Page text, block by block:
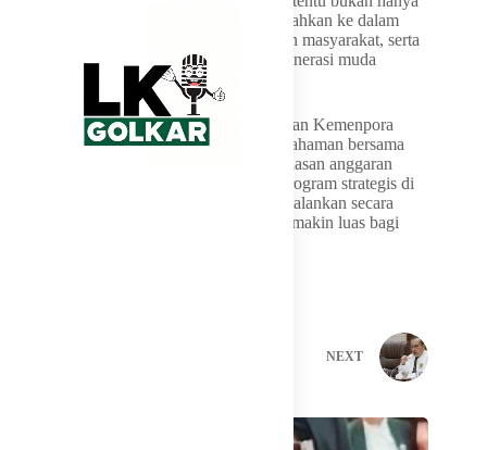
dari sisi angka-angka, tetapi harus diterjemahkan ke dalam
bentuk prestasi, kebahagiaan dan kesehatan masyarakat, serta
kegiatan-kegiatan yang bermanfaat bagi generasi muda
Indonesia,” tandasnya.
Komisi X DPR RI berharap usulan anggaran Kemenpora
Tahun 2027 yang telah memperoleh kesepahaman bersama
dapat terakomodasi dalam tahapan pembahasan anggaran
selanjutnya. Dengan demikian, berbagai program strategis di
bidang kepemudaan dan olahraga dapat dijalankan secara
optimal serta memberikan manfaat yang semakin luas bagi
NEXT